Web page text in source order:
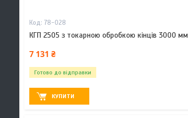
78-028
КГП 2505 з токарною обробкою кінців 3000 мм
7 131 ₴
Готово до відправки
КУПИТИ